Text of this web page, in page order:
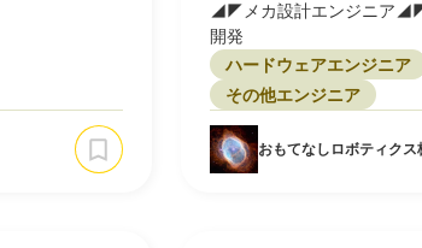
◢◤メカ設計エンジニア
開発
ハードウェアエンジニア
その他エンジニア
おもてなしロボティクス